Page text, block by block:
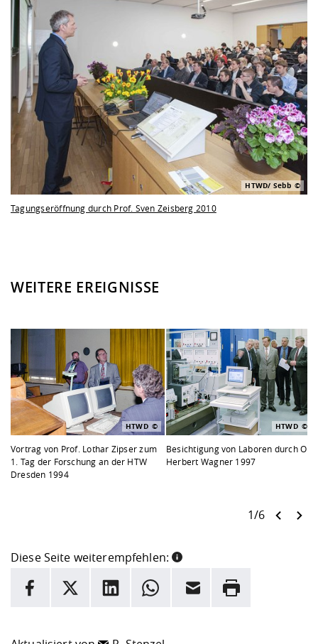
HTWD/ Sebb
Tagungseröffnung durch Prof. Sven Zeisberg 2010
WEITERE EREIGNISSE
HTWD
Vortrag von Prof. Lothar Zipser zum
1. Tag der Forschung an der HTW
Dresden 1994
HTWD
Besichtigung von Laboren durch OB
Herbert Wagner 1997
1/6
Diese Seite weiterempfehlen:
INFORMATION
Hier stehen weitere Informationen und ein Link zur
Facebook
X LinkedInWhatsappE-Mail Drucken